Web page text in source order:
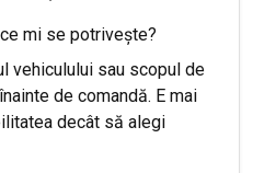
mi se potrivește?
vehiculului sau scopul de
de comandă. E mai
decât să alegi